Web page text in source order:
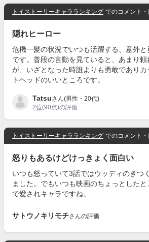
トイストーリーキャラランキング でのコメント・
隠れヒーロー
危機一髪の状況でいつも活躍する、意外
です。普段の言動を見ていると、あまり
が、いざとなった時誰よりも勇敢であり
トヘッドのいいところです。
Tatsuさん(男性・20代)
2位(90点)の評価
トイストーリーキャラランキング でのコメント・
怒りもあるけどけっきょく面白い
いつも怒っていて3話ではウッディのきつ
ました。でもいつも映画のちょっとした
で愛されキャラですね。
サトウノキリモチさんの評価